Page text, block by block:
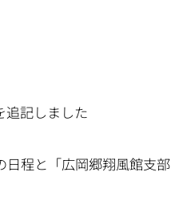
記しました
程と「広岡郷翔風館支部